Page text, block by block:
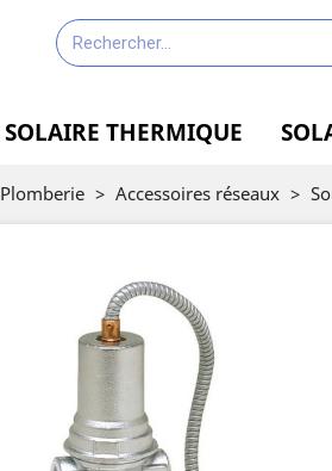
SOLAIRE THERMIQUE
Plomberie > Accessoires réseaux >